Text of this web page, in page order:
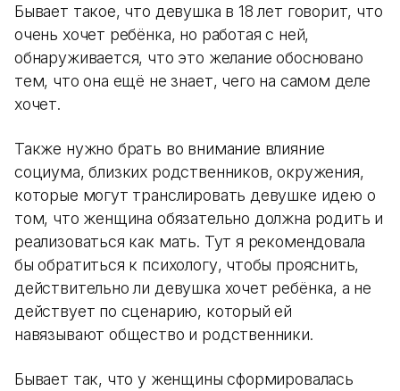
Бывает такое, что девушка в 18 лет говорит, что
очень хочет ребёнка, но работая с ней,
обнаруживается, что это желание обосновано
тем, что она ещё не знает, чего на самом деле
хочет.
Также нужно брать во внимание влияние
социума, близких родственников, окружения,
которые могут транслировать девушке идею о
том, что женщина обязательно должна родить и
реализоваться как мать. Тут я рекомендовала
бы обратиться к психологу, чтобы прояснить,
действительно ли девушка хочет ребёнка, а не
действует по сценарию, который ей
навязывают общество и родственники.
Бывает так, что у женщины сформировалась